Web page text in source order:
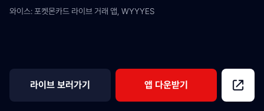
와이스: 포켓몬카드 라이브 거래 앱, WYYYES
라이브 보러가기 앱 다운받기